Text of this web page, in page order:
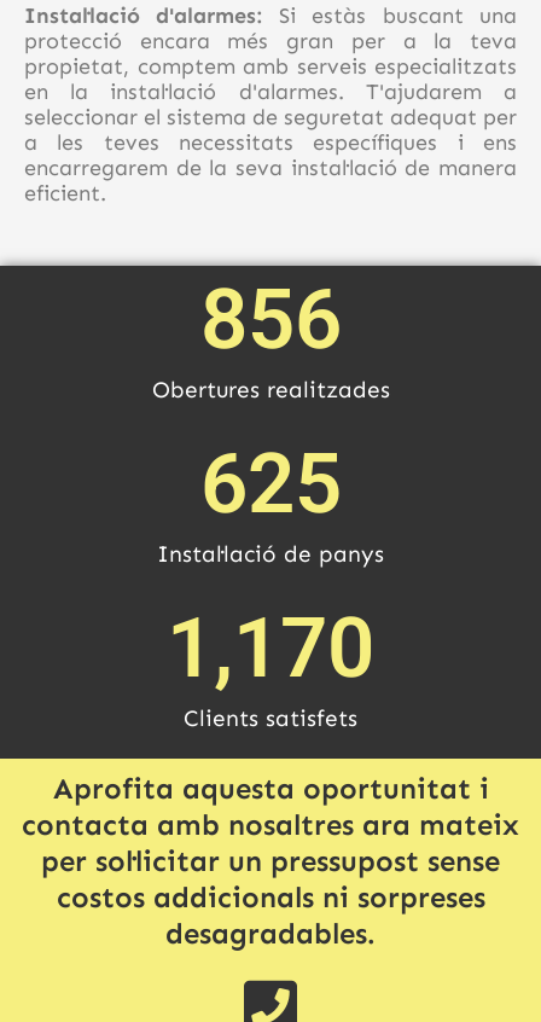
Instal·lació d'alarmes: Si estàs buscant una
protecció encara més gran per a la teva
propietat, comptem amb serveis especialitzats
en la instal·lació d'alarmes. T'ajudarem a
seleccionar el sistema de seguretat adequat per
a les teves necessitats específiques i ens
encarregarem de la seva instal·lació de manera
eficient.
Obertures realitzades
856
Instal·lació de panys
625
Clients satisfets
1,170
Aprofita aquesta oportunitat i
contacta amb nosaltres ara mateix
per sol·licitar un pressupost sense
costos addicionals ni sorpreses
desagradables.